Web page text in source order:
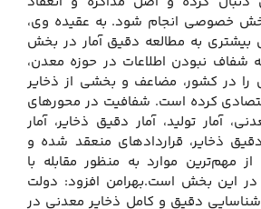
خصوصی انجام شود. به عقیده وی،
بیشتری به مطالعه دقیق آمار در بخش
شفاف نبودن اطلاعات در حوزه معدن،
را در کشور، مضاعف و بخشی از ذخایر
کرده است. شفافیت در محورهای
آمار تولید، آمار دقیق ذخایر، آمار
ذخایر، قراردادهای منعقد شده و
مهم‌ترین موارد به منظور مقابله با
این بخش است.بهرامن افزود: دولت
شناسایی دقیق و کامل ذخایر معدنی در